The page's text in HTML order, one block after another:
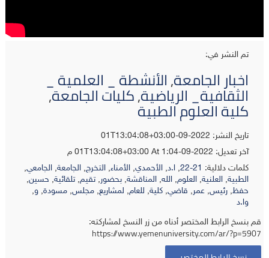
تم النشر في:
اخبار الجامعة,الأنشطة _ العلمية _
الثقافية_ الرياضية,كليات الجامعة,
كلية العلوم الطبية
تاريخ النشر: 2022-09-01T13:04:08+03:00
آخر تعديل: 2022-09-01T13:04:08+03:00
At 1:04 م
كلمات دلالية: 21-22
,ا.د,الأحمدي,الأمناء,التخرج,الجامعة,الجامعي,
الطبية,العلنية,العلوم,الله,المناقشة,بحضور,تقيم,تلقائية, حسين,
حفظ,رئيس,عمر, قاضي,كلية, للعام, لمشاريع,مجلس,مسودة,و,
وا.د
قم بنسخ الرابط المختصر أدناه من زر النسخ لمشاركته:
https://www.yemenuniversity.com/ar/?p=5907